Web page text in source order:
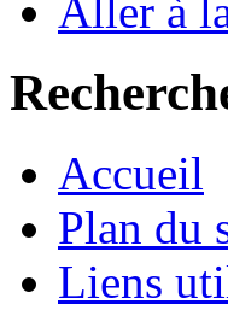
Aller à
Accueil
Plan du
Liens